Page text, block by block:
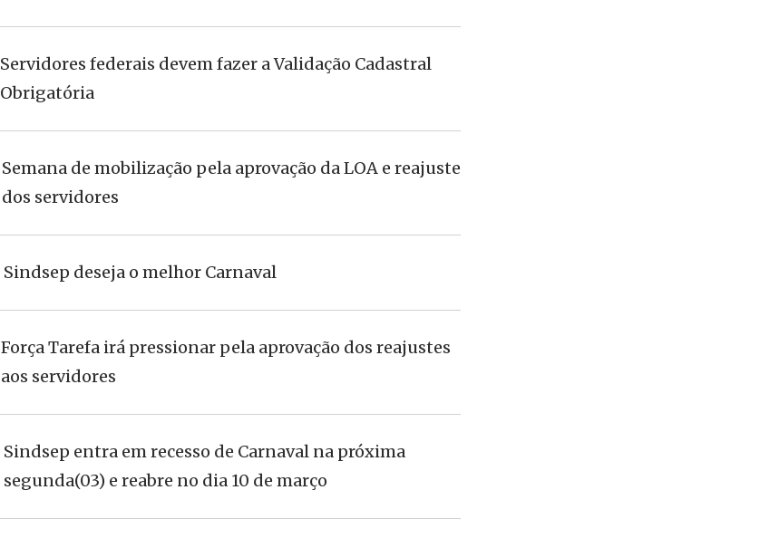
Servidores federais devem fazer a Validação Cadastral
Obrigatória
Semana de mobilização pela aprovação da LOA e reajuste
dos servidores
Sindsep deseja o melhor Carnaval
Força Tarefa irá pressionar pela aprovação dos reajustes
aos servidores
Sindsep entra em recesso de Carnaval na próxima
segunda(03) e reabre no dia 10 de março